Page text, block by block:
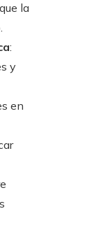
la
:
y
en